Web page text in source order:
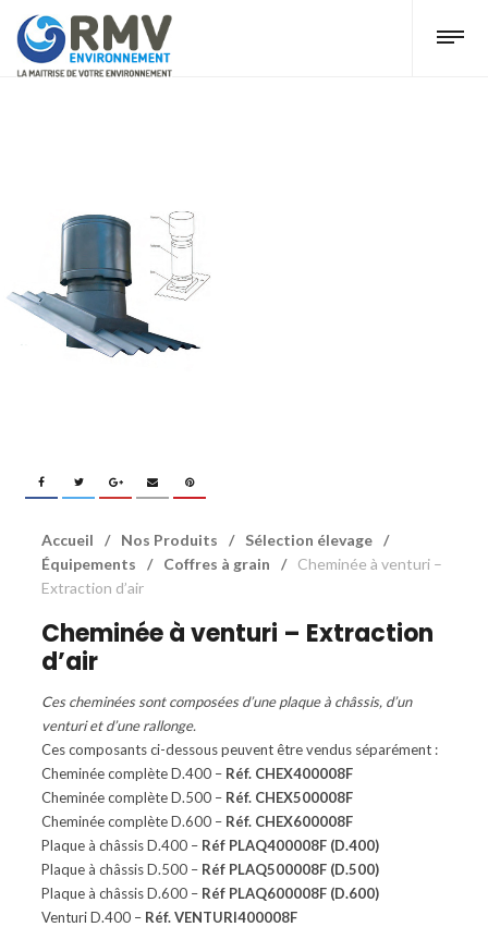
Accueil / Nos Produits / Sélection élevage /
Équipements
/ Coffres à grain /
Cheminée à venturi –
Extraction d’air
Cheminée à venturi – Extraction
d’air
Ces cheminées sont composées d’une plaque à châssis, d’un
venturi et d’une rallonge.
Ces composants ci-dessous peuvent être vendus séparément :
Cheminée complète D.400 – Réf. CHEX400008F
Cheminée complète D.500 – Réf. CHEX500008F
Cheminée complète D.600 – Réf. CHEX600008F
Plaque à châssis D.400 – Réf PLAQ400008F (D.400)
Plaque à châssis D.500 – Réf PLAQ500008F (D.500)
Plaque à châssis D.600 – Réf PLAQ600008F (D.600)
Venturi D.400 – Réf. VENTURI400008F